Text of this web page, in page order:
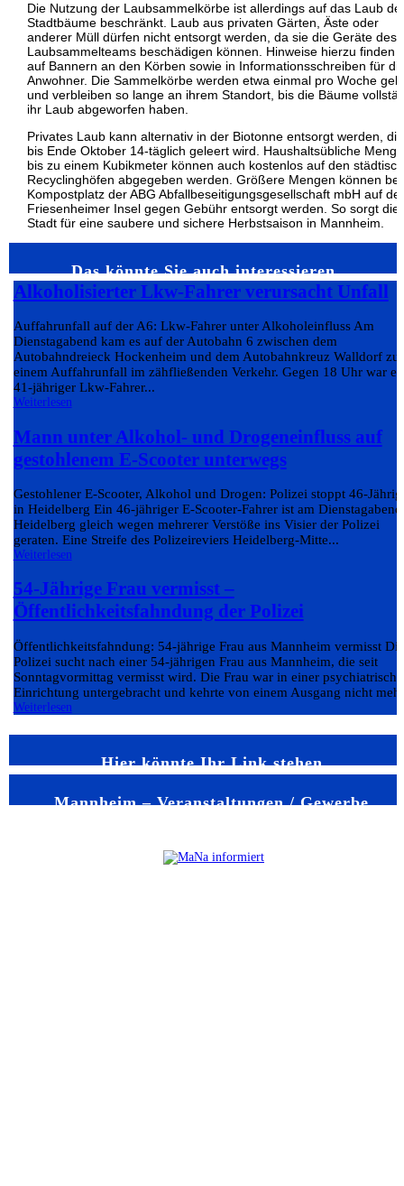
Die Nutzung der Laubsammelkörbe ist allerdings auf das Laub
Stadtbäume beschränkt. Laub aus privaten Gärten, Äste oder
anderer Müll dürfen nicht entsorgt werden, da sie die Geräte des
Laubsammelteams beschädigen können. Hinweise hierzu finden
auf Bannern an den Körben sowie in Informationsschreiben für
Anwohner. Die Sammelkörbe werden etwa einmal pro Woche
und verbleiben so lange an ihrem Standort, bis die Bäume
ihr Laub abgeworfen haben.
Privates Laub kann alternativ in der Biotonne entsorgt werden, die
bis Ende Oktober 14-täglich geleert wird. Haushaltsübliche
bis zu einem Kubikmeter können auch kostenlos auf den
Recyclinghöfen abgegeben werden. Größere Mengen können
Kompostplatz der ABG Abfallbeseitigungsgesellschaft mbH auf der
Friesenheimer Insel gegen Gebühr entsorgt werden. So sorgt die
Stadt für eine saubere und sichere Herbstsaison in Mannheim.
Das könnte Sie auch interessieren…
Alkoholisierter Lkw-Fahrer verursacht Unfall
Auffahrunfall auf der A6: Lkw-Fahrer unter Alkoholeinfluss Am
Dienstagabend kam es auf der Autobahn 6 zwischen dem
Autobahndreieck Hockenheim und dem Autobahnkreuz Walldorf zu
einem Auffahrunfall im zähfließenden Verkehr. Gegen 18 Uhr war
41-jähriger Lkw-Fahrer...
Weiterlesen
Mann unter Alkohol- und Drogeneinfluss auf
gestohlenem E-Scooter unterwegs
Gestohlener E-Scooter, Alkohol und Drogen: Polizei stoppt 46-
in Heidelberg Ein 46-jähriger E-Scooter-Fahrer ist am
Heidelberg gleich wegen mehrerer Verstöße ins Visier der Polizei
geraten. Eine Streife des Polizeireviers Heidelberg-Mitte...
Weiterlesen
54-Jährige Frau vermisst –
Öffentlichkeitsfahndung der Polizei
Öffentlichkeitsfahndung: 54-jährige Frau aus Mannheim vermisst Die
Polizei sucht nach einer 54-jährigen Frau aus Mannheim, die seit
Sonntagvormittag vermisst wird. Die Frau war in einer
Einrichtung untergebracht und kehrte von einem Ausgang nicht
Weiterlesen
Hier könnte Ihr Link stehen
Mannheim – Veranstaltungen / Gewerbe